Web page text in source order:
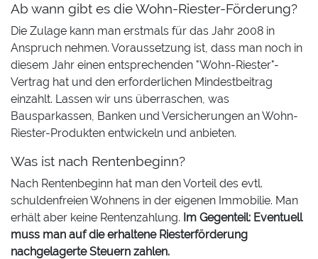
Ab wann gibt es die Wohn-Riester-Förderung?
Die Zulage kann man erstmals für das Jahr 2008 in
Anspruch nehmen. Voraussetzung ist, dass man noch in
diesem Jahr einen entsprechenden "Wohn-Riester"-
Vertrag hat und den erforderlichen Mindestbeitrag
einzahlt. Lassen wir uns überraschen, was
Bausparkassen, Banken und Versicherungen an Wohn-
Riester-Produkten entwickeln und anbieten.
Was ist nach Rentenbeginn?
Nach Rentenbeginn hat man den Vorteil des evtl.
schuldenfreien Wohnens in der eigenen Immobilie. Man
erhält aber keine Rentenzahlung. Im Gegenteil: Eventuell
muss man auf die erhaltene Riesterförderung
nachgelagerte Steuern zahlen.